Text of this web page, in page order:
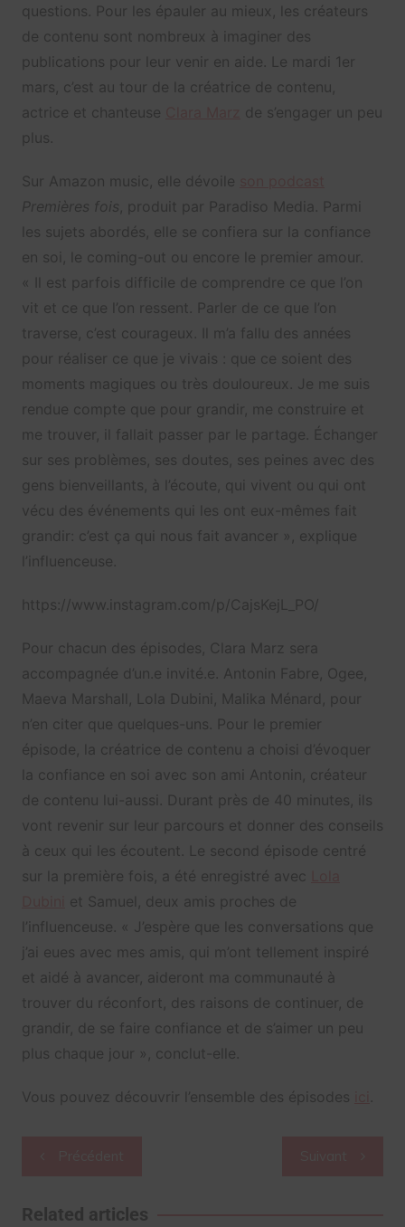
questions. Pour les épauler au mieux, les créateurs
de contenu sont nombreux à imaginer des
publications pour leur venir en aide. Le mardi 1er
mars, c’est au tour de la créatrice de contenu,
actrice et chanteuse
de s’engager un peu
plus.
Sur Amazon music, elle dévoile
Premières fois , produit par Paradiso Media. Parmi
les sujets abordés, elle se confiera sur la confiance
en soi, le coming-out ou encore le premier amour.
« Il est parfois difficile de comprendre ce que l’on
vit et ce que l’on ressent. Parler de ce que l’on
traverse, c’est courageux. Il m’a fallu des années
pour réaliser ce que je vivais : que ce soient des
moments magiques ou très douloureux. Je me suis
rendue compte que pour grandir, me construire et
me trouver, il fallait passer par le partage. Échanger
sur ses problèmes, ses doutes, ses peines avec des
gens bienveillants, à l’écoute, qui vivent ou qui ont
vécu des événements qui les ont eux-mêmes fait
grandir: c’est ça qui nous fait avancer », explique
l’influenceuse.
https://www.instagram.com/p/CajsKejL_PO/
Pour chacun des épisodes, Clara Marz sera
accompagnée d’un.e invité.e. Antonin Fabre, Ogee,
Maeva Marshall, Lola Dubini, Malika Ménard, pour
n’en citer que quelques-uns. Pour le premier
épisode, la créatrice de contenu a choisi d’évoquer
la confiance en soi avec son ami Antonin, créateur
de contenu lui-aussi. Durant près de 40 minutes, ils
vont revenir sur leur parcours et donner des conseils
à ceux qui les écoutent. Le second épisode centré
sur la première fois, a été enregistré avec
et Samuel, deux amis proches de
l’influenceuse. « J’espère que les conversations que
j’ai eues avec mes amis, qui m’ont tellement inspiré
et aidé à avancer, aideront ma communauté à
trouver du réconfort, des raisons de continuer, de
grandir, de se faire confiance et de s’aimer un peu
plus chaque jour », conclut-elle.
Vous pouvez découvrir l’ensemble des épisodes
l’article
Related articles